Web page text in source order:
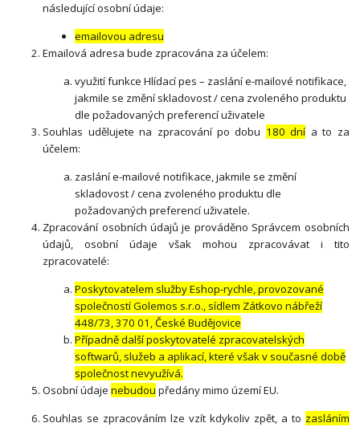
následující osobní údaje:
emailovou adresu
Emailová adresa bude zpracována za účelem:
využití funkce Hlídací pes – zaslání e-mailové notifikace,
jakmile se změní skladovost / cena zvoleného produktu
dle požadovaných preferencí uživatele
Souhlas udělujete na zpracování po dobu 180 dní a to za
účelem:
zaslání e-mailové notifikace, jakmile se změní
skladovost / cena zvoleného produktu dle
požadovaných preferencí uživatele.
Zpracování osobních údajů je prováděno Správcem osobních
údajů, osobní údaje však mohou zpracovávat i tito
zpracovatelé:
Poskytovatelem služby Eshop-rychle, provozované
společností Golemos s.r.o., sídlem Zátkovo nábřeží
448/73, 370 01, České Budějovice
Případně další poskytovatelé zpracovatelských
softwarů, služeb a aplikací, které však v současné době
společnost nevyužívá.
Osobní údajenebudou předány mimo území EU.
Souhlas se zpracováním lze vzít kdykoliv zpět, a to zasláním